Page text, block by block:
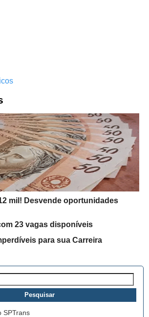
mil! Desvende oportunidades
23 vagas disponíveis
para sua Carreira
SPTrans